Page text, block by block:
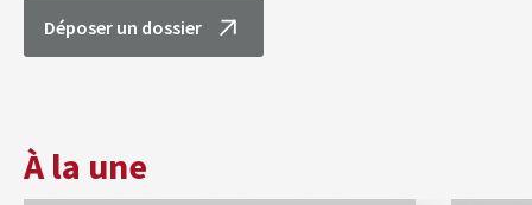
Déposer un dossier
À la une